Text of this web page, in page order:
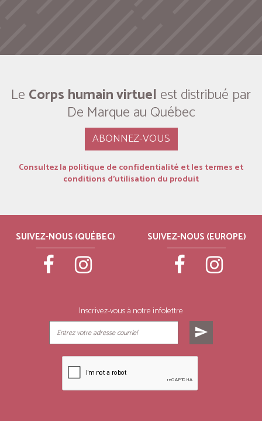
Le Corps humain virtuel est distribué par
De Marque au Québec
ABONNEZ-VOUS
Consultez la politique de confidentialité et les termes et
conditions d’utilisation du produit
SUIVEZ-NOUS (QUÉBEC) SUIVEZ-NOUS (EUROPE)
Inscrivez-vous à notre infolettre
send